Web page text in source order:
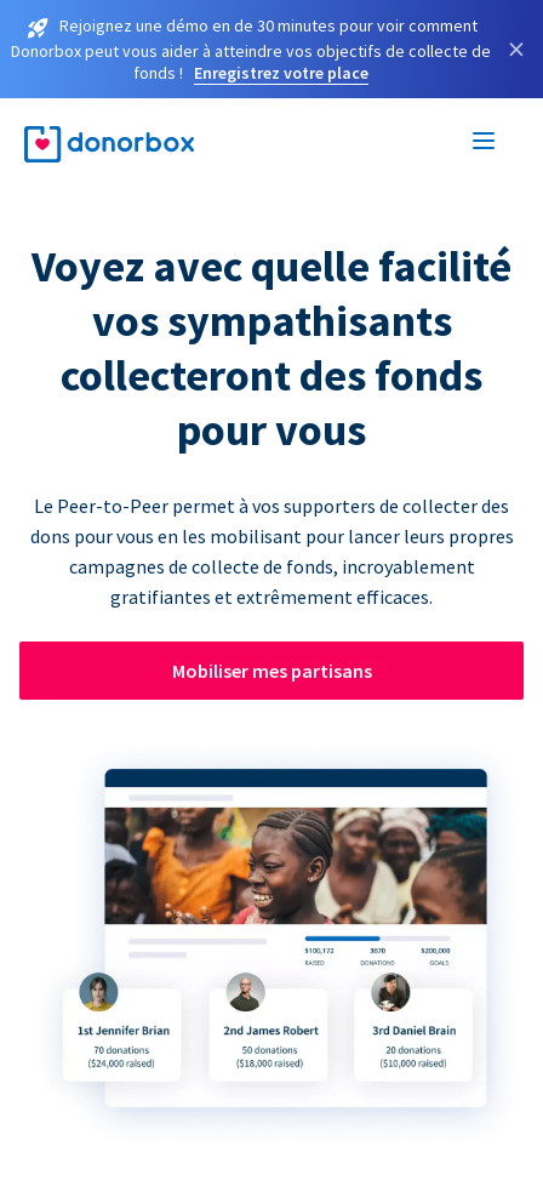
Rejoignez une démo en de 30 minutes pour voir comment
Donorbox peut vous aider à atteindre vos objectifs de collecte de
fonds !
Enregistrez votre place
×
Voyez avec quelle facilité
vos sympathisants
collecteront des fonds
pour vous
Le Peer-to-Peer permet à vos supporters de collecter des
dons pour vous en les mobilisant pour lancer leurs propres
campagnes de collecte de fonds, incroyablement
gratifiantes et extrêmement efficaces.
Mobiliser mes partisans